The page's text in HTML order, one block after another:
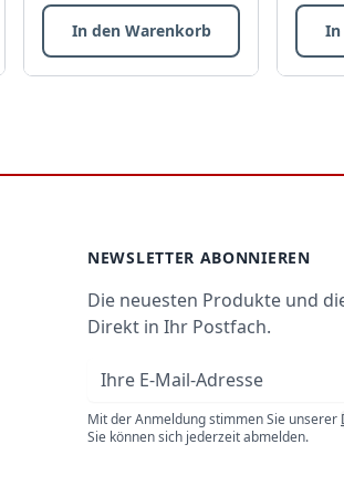
In den Warenkorb In
NEWSLETTER ABONNIEREN
Die neuesten Produkte und
Direkt in Ihr Postfach.
E-Mail-Adresse
Mit der Anmeldung stimmen Sie unserer
Sie können sich jederzeit abmelden.